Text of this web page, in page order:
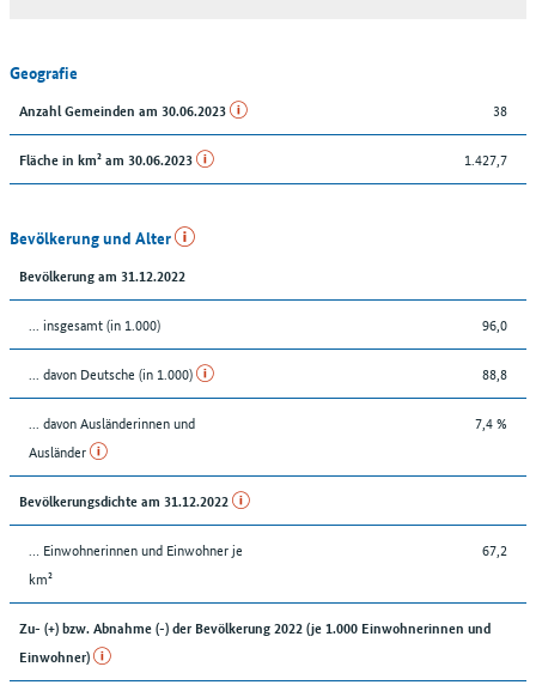
Geografie
Anzahl Gemeinden am 30.06.2023 38
Fläche in km² am 30.06.2023 1.427,7
Bevölkerung und Alter
Bevölkerung am 31.12.2022
... insgesamt (in 1.000) 96,0
... davon Deutsche (in 1.000) 88,8
... davon Ausländerinnen und
Ausländer
7,4 %
Bevölkerungsdichte am 31.12.2022
… Einwohnerinnen und Einwohner je
km²
67,2
Zu- (+) bzw. Abnahme (-) der Bevölkerung 2022 (je 1.000 Einwohnerinnen und
Einwohner)